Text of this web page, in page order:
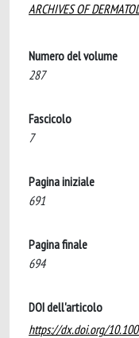
ARCHIVES OF
Numero del volume
287
Fascicolo
7
Pagina iniziale
691
Pagina finale
694
DOI dell'articolo
https://dx.doi.org/